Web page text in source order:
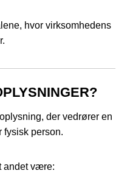
hvor virksomhedens
der vedrører en
fysisk person.
andet være: